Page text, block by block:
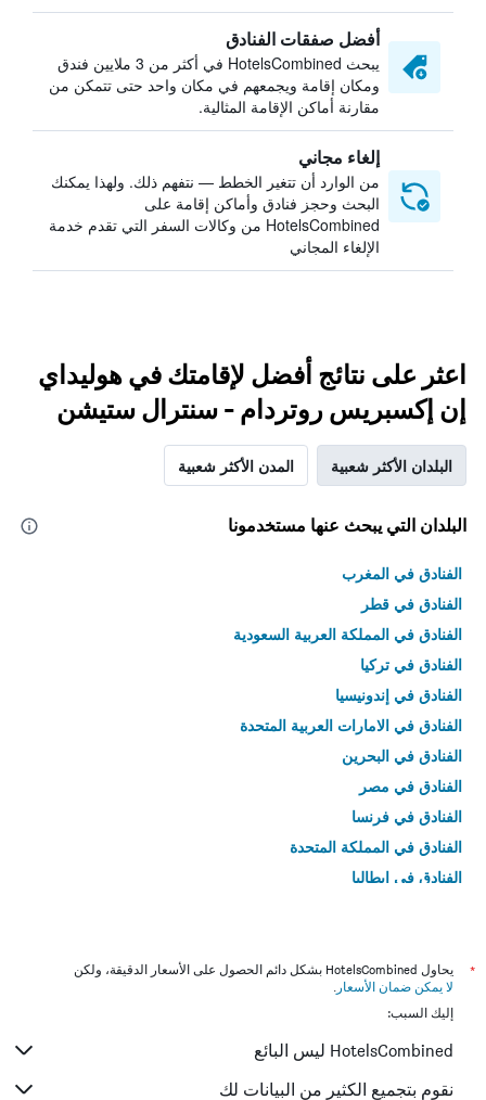
أفضل صفقات الفنادق
يبحث HotelsCombined في أكثر من 3 ملايين فندق
ومكان إقامة ويجمعهم في مكان واحد حتى تتمكن من
مقارنة أماكن الإقامة المثالية.
إلغاء مجاني
من الوارد أن تتغير الخطط — نتفهم ذلك. ولهذا يمكنك
البحث وحجز فنادق وأماكن إقامة على
HotelsCombined من وكالات السفر التي تقدم خدمة
الإلغاء المجاني
اعثر على نتائج أفضل لإقامتك في هوليداي
إن إكسبريس روتردام - سنترال ستيشن
البلدان الأكثر شعبية المدن الأكثر شعبية
البلدان التي يبحث عنها مستخدمونا
الفنادق في المغرب
الفنادق في قطر
الفنادق في المملكة العربية السعودية
الفنادق في تركيا
الفنادق في إندونيسيا
الفنادق في الامارات العربية المتحدة
الفنادق في البحرين
الفنادق في مصر
الفنادق في فرنسا
الفنادق في المملكة المتحدة
الفنادق في إيطاليا
*
يحاول HotelsCombined بشكل دائم الحصول على الأسعار الدقيقة، ولكن
لا يمكن ضمان الأسعار .
إليك السبب:
HotelsCombined ليس البائع
نقوم بتجميع الكثير من البيانات لك